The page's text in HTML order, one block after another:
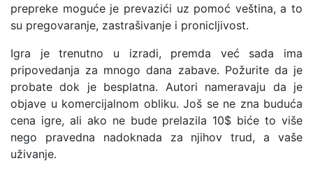
prepreke moguće je prevazići uz pomoć veština, a to
su pregovaranje, zastrašivanje i pronicljivost.
Igra je trenutno u izradi, premda već sada ima
pripovedanja za mnogo dana zabave. Požurite da je
probate dok je besplatna. Autori nameravaju da je
objave u komercijalnom obliku. Još se ne zna buduća
cena igre, ali ako ne bude prelazila 10$ biće to više
nego pravedna nadoknada za njihov trud, a vaše
uživanje.